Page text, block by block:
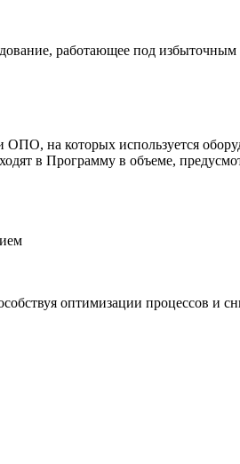
работающее под избыточным
на которых используется
в Программу в объеме,
оптимизации процессов и